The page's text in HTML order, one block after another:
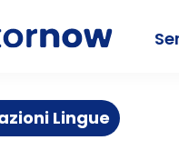
Lingue